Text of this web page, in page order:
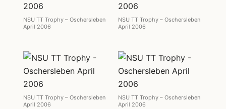
NSU TT Trophy – Oschersleben
April 2006
NSU TT Trophy – Oschersleben
April 2006
NSU TT Trophy – Oschersleben
April 2006
NSU TT Trophy – Oschersleben
April 2006